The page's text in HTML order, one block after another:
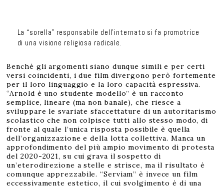
La “sorella” responsabile dell’internato si fa promotrice
di una visione religiosa radicale.
Benché gli argomenti siano dunque simili e per certi
versi coincidenti, i due film divergono però fortemente
per il loro linguaggio e la loro capacità espressiva.
“Arnold è uno studente modello” è un racconto
semplice, lineare (ma non banale), che riesce a
sviluppare le svariate sfaccettature di un autoritarismo
scolastico che non colpisce tutti allo stesso modo, di
fronte al quale l’unica risposta possibile è quella
dell’organizzazione e della lotta collettiva. Manca un
approfondimento del più ampio movimento di protesta
del 2020-2021, su cui grava il sospetto di
un’eterodirezione a stelle e strisce, ma il risultato è
comunque apprezzabile. “Serviam” è invece un film
eccessivamente estetico, il cui svolgimento è di una